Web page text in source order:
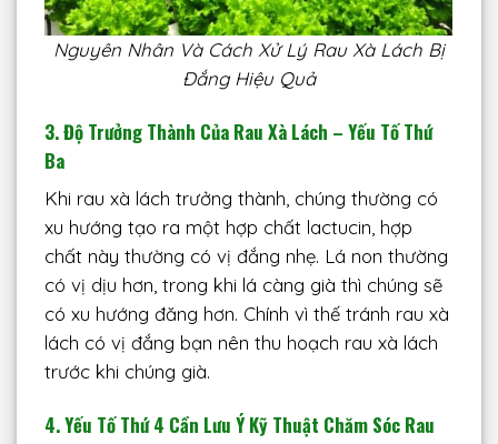
Nguyên Nhân Và Cách Xử Lý Rau Xà Lách Bị
Đắng Hiệu Quả
3. Độ Trưởng Thành Của Rau Xà Lách – Yếu Tố Thứ
Ba
Khi rau xà lách trưởng thành, chúng thường có
xu hướng tạo ra một hợp chất lactucin, hợp
chất này thường có vị đắng nhẹ. Lá non thường
có vị dịu hơn, trong khi lá càng già thì chúng sẽ
có xu hướng đăng hơn. Chính vì thế tránh rau xà
lách có vị đắng bạn nên thu hoạch rau xà lách
trước khi chúng già.
4. Yếu Tố Thứ 4 Cần Lưu Ý Kỹ Thuật Chăm Sóc Rau